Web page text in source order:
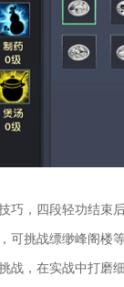
巧，四段轻功结束
可挑战缥缈峰阁
战，在实战中打磨